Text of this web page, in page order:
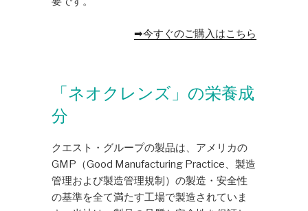
➡今すぐのご購入はこちら
「ネオクレンズ」の栄養成
分
クエスト・グループの製品は、アメリカの
GMP（Good Manufacturing Practice、製造
管理および製造管理規制）の製造・安全性
の基準を全て満たす工場で製造されていま